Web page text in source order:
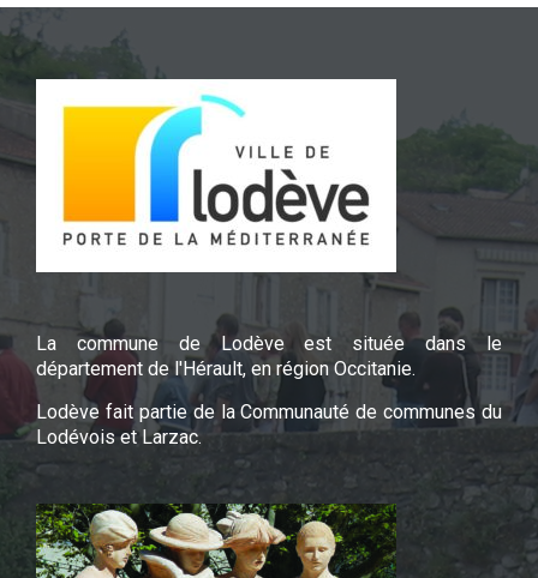
La commune de Lodève est située dans le
département de l'Hérault, en région Occitanie.
Lodève fait partie de la Communauté de communes du
Lodévois et Larzac.